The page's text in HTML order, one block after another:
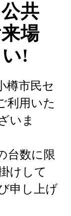
共
場
!
樽市民セ
利用いた
いま
台数に限
けして
申し上げ